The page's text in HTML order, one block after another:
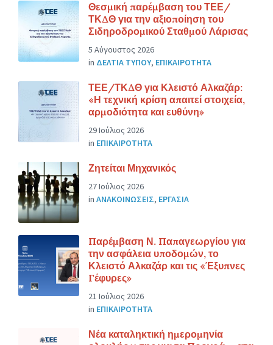
Θεσμική παρέμβαση του ΤΕΕ/
ΤΚΔΘ για την αξιοποίηση του
Σιδηροδρομικού Σταθμού Λάρισας
5 Αύγουστος 2026
in ΔΕΛΤΙΑ ΤΥΠΟΥ, ΕΠΙΚΑΙΡΟΤΗΤΑ
ΤΕΕ/ΤΚΔΘ για Κλειστό Αλκαζάρ:
«Η τεχνική κρίση απαιτεί στοιχεία,
αρμοδιότητα και ευθύνη»
29 Ιούλιος 2026
in ΕΠΙΚΑΙΡΟΤΗΤΑ
Ζητείται Μηχανικός
27 Ιούλιος 2026
in ΑΝΑΚΟΙΝΩΣΕΙΣ, ΕΡΓΑΣΙΑ
Παρέμβαση Ν. Παπαγεωργίου για
την ασφάλεια υποδομών, το
Κλειστό Αλκαζάρ και τις «Έξυπνες
Γέφυρες»
21 Ιούλιος 2026
in ΕΠΙΚΑΙΡΟΤΗΤΑ
Νέα καταληκτική ημερομηνία